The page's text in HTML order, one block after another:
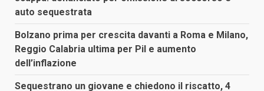
auto sequestrata
Bolzano prima per crescita davanti a Roma e Milano,
Reggio Calabria ultima per Pil e aumento
dell’inflazione
Sequestrano un giovane e chiedono il riscatto, 4